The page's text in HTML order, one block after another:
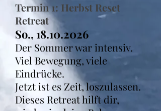
Termin 1: Herbst Reset
Retreat
So., 18.10.2026
Der Sommer war intensiv.
Viel Bewegung, viele
Eindrücke.
Jetzt ist es Zeit, loszulassen.
Dieses Retreat hilft dir,